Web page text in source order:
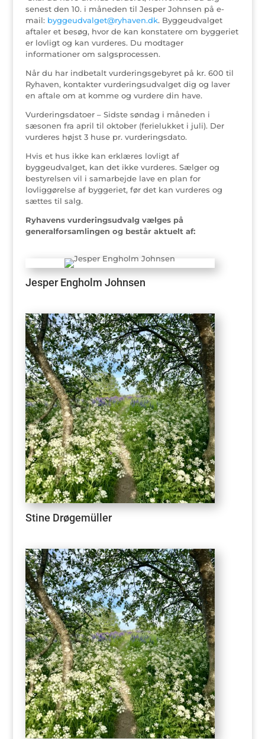
senest den 10. i måneden til Jesper Johnsen på e-
mail: byggeudvalget@ryhaven.dk. Byggeudvalget
aftaler et besøg, hvor de kan konstatere om byggeriet
er lovligt og kan vurderes. Du modtager
informationer om salgsprocessen.
Når du har indbetalt vurderingsgebyret på kr. 600 til
Ryhaven, kontakter vurderingsudvalget dig og laver
en aftale om at komme og vurdere din have.
Vurderingsdatoer – Sidste søndag i måneden i
sæsonen fra april til oktober (ferielukket i juli). Der
vurderes højst 3 huse pr. vurderingsdato.
Hvis et hus ikke kan erklæres lovligt af
byggeudvalget, kan det ikke vurderes. Sælger og
bestyrelsen vil i samarbejde lave en plan for
lovliggørelse af byggeriet, før det kan vurderes og
sættes til salg.
Ryhavens vurderingsudvalg vælges på
generalforsamlingen og består aktuelt af:
Jesper Engholm Johnsen
Stine Drøgemüller